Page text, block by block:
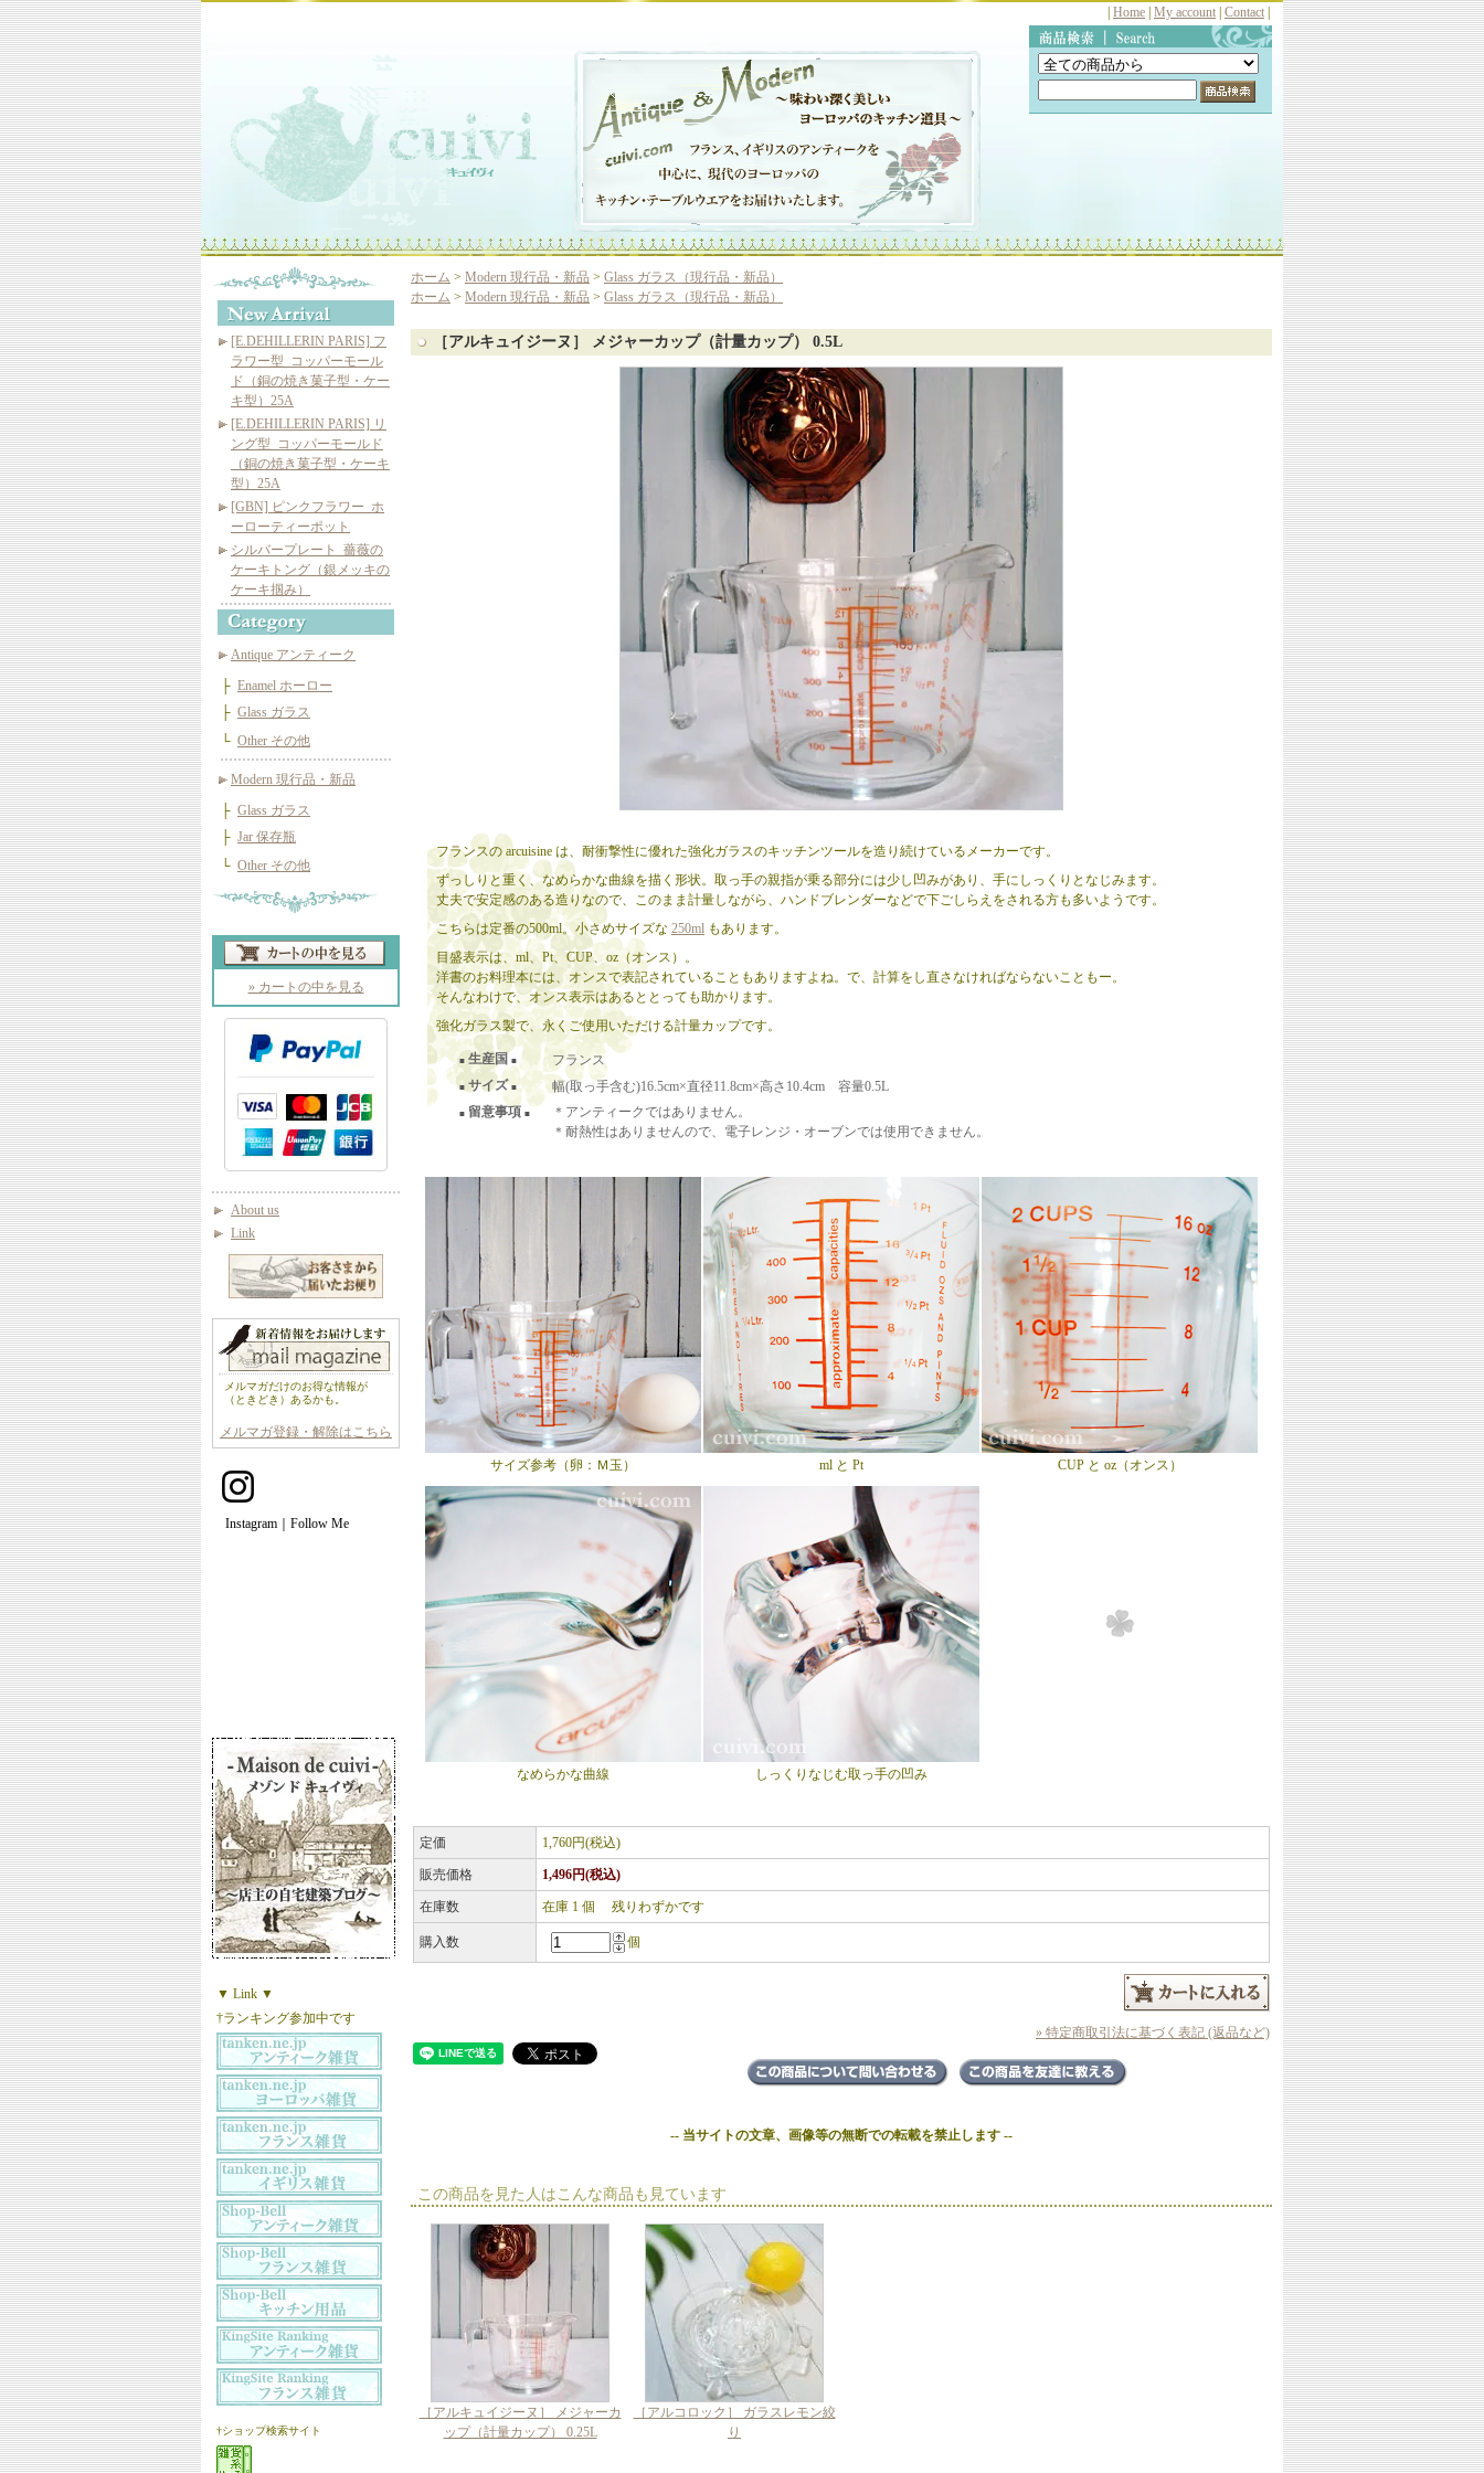
Home My account Contact
[E.DEHILLERIN PARIS] フ
ラワー型_コッパーモール
ド（銅の焼き菓子型・ケー
キ型）25A
[E.DEHILLERIN PARIS] リ
ング型_コッパーモールド
（銅の焼き菓子型・ケーキ
型）25A
[GBN] ピンクフラワー_ホ
ーローティーポット
シルバープレート_薔薇の
ケーキトング（銀メッキの
ケーキ掴み）
Antique アンティーク
├ Enamel ホーロー
├ Glass ガラス
└ Other その他
Modern 現行品・新品
├ Glass ガラス
├ Jar 保存瓶
└ Other その他
» カートの中を見る
About us
Link
メルマガだけのお得な情報が
（ときどき）あるかも。
メルマガ登録・解除はこちら
Instagram｜Follow Me
▼ Link ▼
†ランキング参加中です
†ショップ検索サイト
ホーム > Modern 現行品・新品 > Glass ガラス（現行品・新品）
ホーム > Modern 現行品・新品 > Glass ガラス（現行品・新品）
［アルキュイジーヌ］ メジャーカップ（計量カップ） 0.5L
フランスの arcuisine は、耐衝撃性に優れた強化ガラスのキッチンツールを造り続けているメーカーです。
ずっしりと重く、なめらかな曲線を描く形状。取っ手の親指が乗る部分には少し凹みがあり、手にしっくりとなじみます。
丈夫で安定感のある造りなので、このまま計量しながら、ハンドブレンダーなどで下ごしらえをされる方も多いようです。
こちらは定番の500ml。小さめサイズな 250ml もあります。
目盛表示は、ml、Pt、CUP、oz（オンス）。
洋書のお料理本には、オンスで表記されていることもありますよね。で、計算をし直さなければならないこともー。
そんなわけで、オンス表示はあるととっても助かります。
強化ガラス製で、永くご使用いただける計量カップです。
■ 生産国 ■ フランス
■ サイズ ■ 幅(取っ手含む)16.5cm×直径11.8cm×高さ10.4cm 容量0.5L
■ 留意事項 ■
＊アンティークではありません。
＊耐熱性はありませんので、電子レンジ・オーブンでは使用できません。
サイズ参考（卵：Ｍ玉） ml と Pt CUP と oz（オンス）
なめらかな曲線 しっくりなじむ取っ手の凹み
定価 1,760円(税込)
販売価格 1,496円(税込)
在庫数 在庫 1 個 残りわずかです
購入数 個
» 特定商取引法に基づく表記 (返品など)
-- 当サイトの文章、画像等の無断での転載を禁止します --
この商品を見た人はこんな商品も見ています
［アルキュイジーヌ］ メジャーカ
ップ（計量カップ） 0.25L
［アルコロック］ ガラスレモン絞
り